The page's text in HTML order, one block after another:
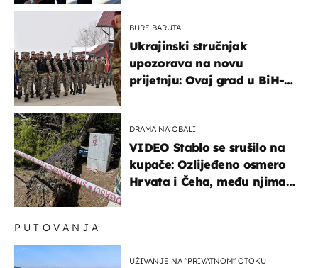
BURE BARUTA
Ukrajinski stručnjak
upozorava na novu
prijetnju: Ovaj grad u BiH-u
DRAMA NA OBALI
VIDEO Stablo se srušilo na
kupače: Ozlijeđeno osmero
Hrvata i Čeha, među njima
PUTOVANJA
UŽIVANJE NA "PRIVATNOM" OTOKU